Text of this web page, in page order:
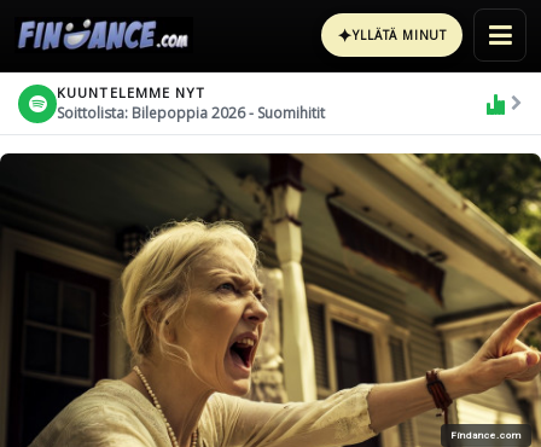
✦YLLÄTÄ MINUT
KUUNTELEMME NYT
Soittolista: Bilepoppia 2026 - Suomihitit
Findance.com